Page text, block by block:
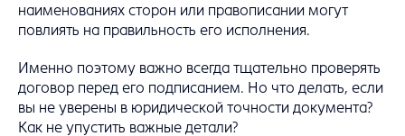
наименованиях сторон или правописании могут
повлиять на правильность его исполнения.
Именно поэтому важно всегда тщательно проверять
договор перед его подписанием. Но что делать, если
вы не уверены в юридической точности документа?
Как не упустить важные детали?